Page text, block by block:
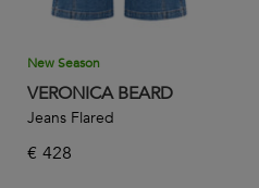
New Season
VERONICA BEARD
Jeans Flared
€ 428